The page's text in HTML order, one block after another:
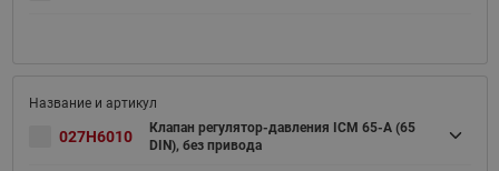
027H6010
Клапан регулятор-давления ICM 65-A (65
DIN), без привода